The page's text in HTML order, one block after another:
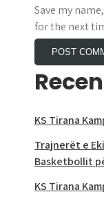
Save my
for the next
KS Tirana
Trajnerët e
Basketbollit
KS Tirana